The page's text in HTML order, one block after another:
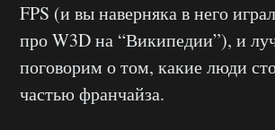
FPS (и вы наверняка в него
про W3D на “Википедии”), и
поговорим о том, какие люди
частью франчайза.